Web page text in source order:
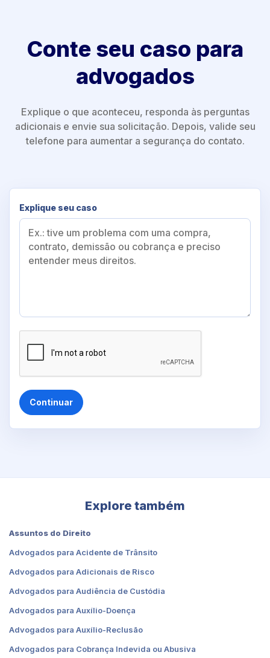
Conte seu caso para
advogados
Explique o que aconteceu, responda às perguntas
adicionais e envie sua solicitação. Depois, valide seu
telefone para aumentar a segurança do contato.
Explique seu caso
Continuar
Explore também
Assuntos do Direito
Advogados para Acidente de Trânsito
Advogados para Adicionais de Risco
Advogados para Audiência de Custódia
Advogados para Auxílio-Doença
Advogados para Auxílio-Reclusão
Advogados para Cobrança Indevida ou Abusiva